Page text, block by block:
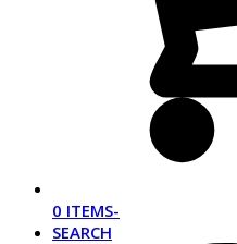
0 ITEMS-
SEARCH